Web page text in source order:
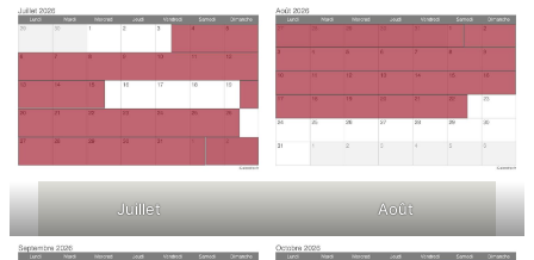
Juillet Août